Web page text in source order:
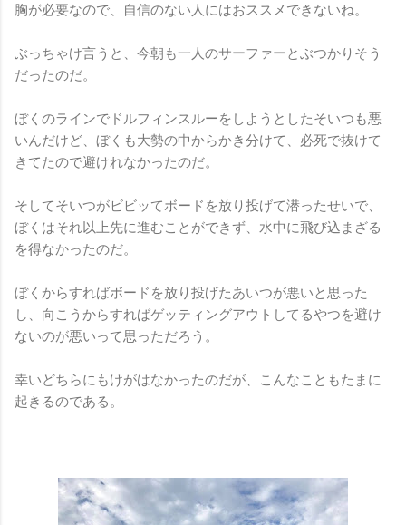
胸が必要なので、自信のない人にはおススメできないね。
ぶっちゃけ言うと、今朝も一人のサーファーとぶつかりそう
だったのだ。
ぼくのラインでドルフィンスルーをしようとしたそいつも悪
いんだけど、ぼくも大勢の中からかき分けて、必死で抜けて
きてたので避けれなかったのだ。
そしてそいつがビビッてボードを放り投げて潜ったせいで、
ぼくはそれ以上先に進むことができず、水中に飛び込まざる
を得なかったのだ。
ぼくからすればボードを放り投げたあいつが悪いと思った
し、向こうからすればゲッティングアウトしてるやつを避け
ないのが悪いって思っただろう。
幸いどちらにもけがはなかったのだが、こんなこともたまに
起きるのである。